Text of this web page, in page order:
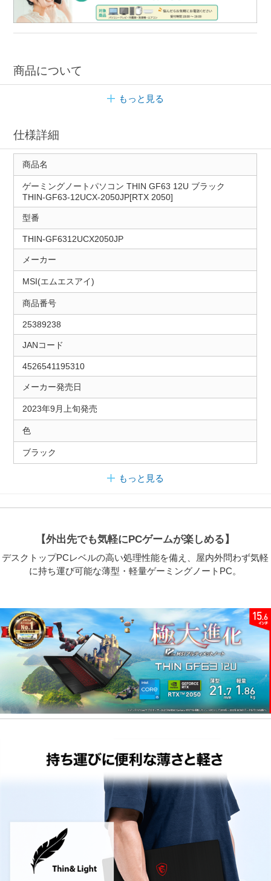
商品について
もっと見る
仕様詳細
商品名
ゲーミングノートパソコン THIN GF63 12U ブラック
THIN-GF63-12UCX-2050JP[RTX 2050]
型番
THIN-GF6312UCX2050JP
メーカー
MSI(エムエスアイ)
商品番号
25389238
JANコード
4526541195310
メーカー発売日
2023年9月上旬発売
色
ブラック
もっと見る
【外出先でも気軽にPCゲームが楽しめる】
デスクトップPCレベルの高い処理性能を備え、屋内外問わず気軽
に持ち運び可能な薄型・軽量ゲーミングノートPC。